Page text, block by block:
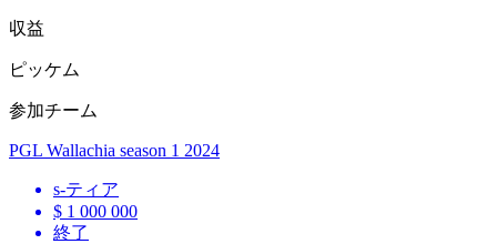
収益
ピッケム
参加チーム
PGL Wallachia season 1 2024
s-ティア
$ 1 000 000
終了